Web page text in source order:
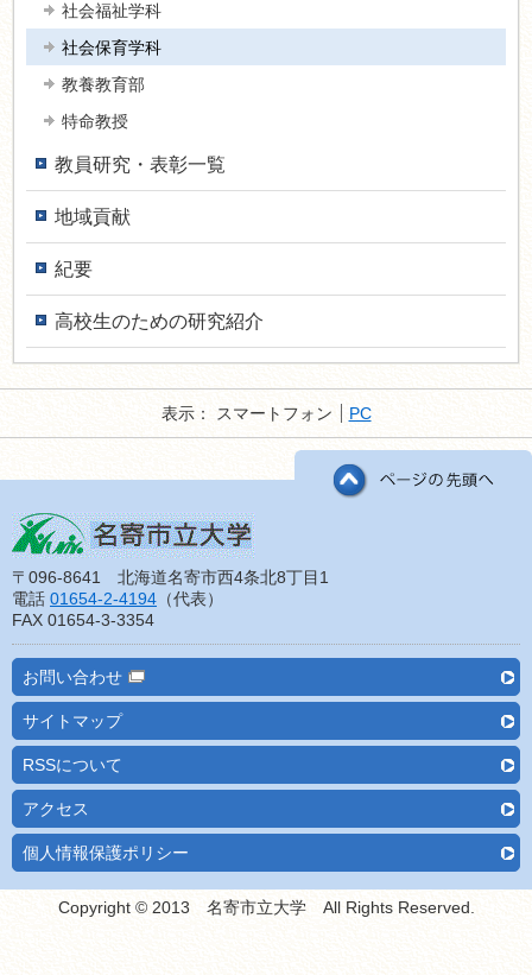
社会福祉学科
社会保育学科
教養教育部
特命教授
教員研究・表彰一覧
地域貢献
紀要
高校生のための研究紹介
表示： スマートフォン PC
〒096-8641 北海道名寄市西4条北8丁目1
電話 01654-2-4194 （代表）
FAX 01654-3-3354
お問い合わせ
サイトマップ
RSSについて
アクセス
個人情報保護ポリシー
Copyright © 2013 名寄市立大学 All Rights Reserved.